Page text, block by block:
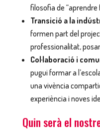
filosofia de “aprendre
Transició a la
formen part del
professionalitat,
Col·laboració i
pugui formar a
una vivència
experiència i noves
Quin serà el